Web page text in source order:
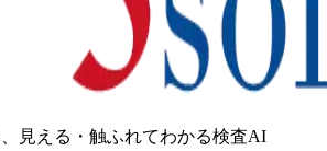
見える・触ふれてわかる検査AI